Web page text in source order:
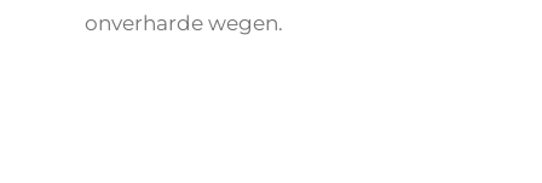
onverharde wegen.